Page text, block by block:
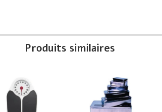
Produits similaires